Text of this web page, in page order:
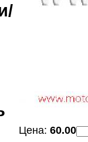
Цена: 60.00